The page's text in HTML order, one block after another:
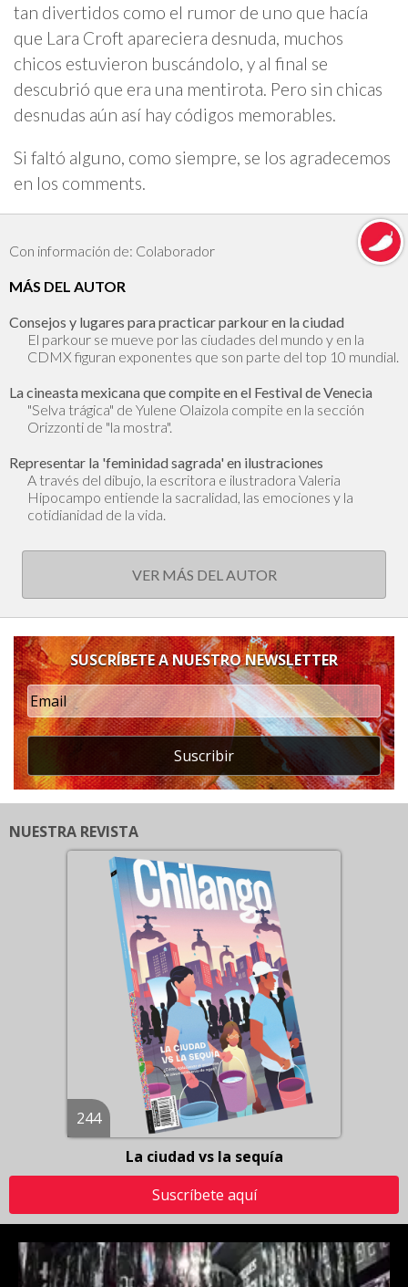
tan divertidos como el rumor de uno que hacía
que Lara Croft apareciera desnuda, muchos
chicos estuvieron buscándolo, y al final se
descubrió que era una mentirota. Pero sin chicas
desnudas aún así hay códigos memorables.
Si faltó alguno, como siempre, se los agradecemos
en los comments.
Con información de: Colaborador
MÁS DEL AUTOR
Consejos y lugares para practicar parkour en la ciudad
El parkour se mueve por las ciudades del mundo y en la
CDMX figuran exponentes que son parte del top 10 mundial.
La cineasta mexicana que compite en el Festival de Venecia
"Selva trágica" de Yulene Olaizola compite en la sección
Orizzonti de "la mostra".
Representar la 'feminidad sagrada' en ilustraciones
A través del dibujo, la escritora e ilustradora Valeria
Hipocampo entiende la sacralidad, las emociones y la
cotidianidad de la vida.
VER MÁS DEL AUTOR
SUSCRÍBETE A NUESTRO NEWSLETTER
Suscribir
NUESTRA REVISTA
244
La ciudad vs la sequía
Suscríbete aquí